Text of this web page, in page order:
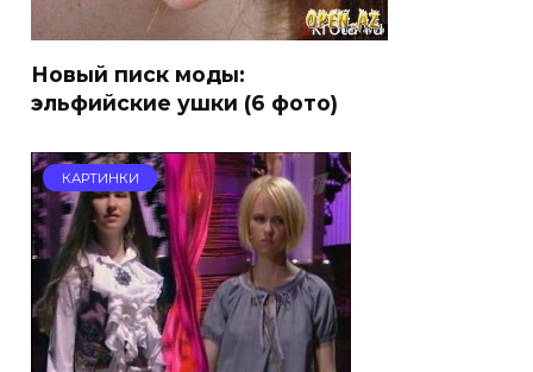
Новый писк моды:
эльфийские ушки (6 фото)
КАРТИНКИ